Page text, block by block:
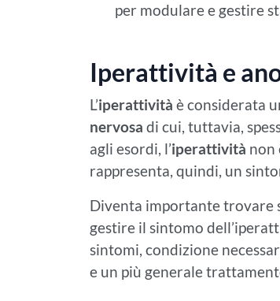
per modulare e gestire
Iperattività e
L’iperattività è considerata
nervosa di cui, tuttavia,
agli esordi, l’iperattività non
rappresenta, quindi, un
Diventa importante trovare
gestire il sintomo
sintomi, condizione
e un più generale